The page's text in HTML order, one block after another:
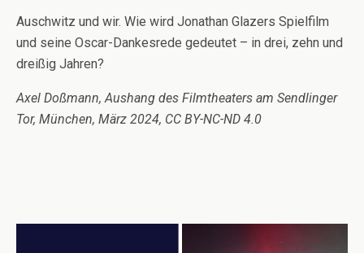
Auschwitz und wir. Wie wird Jonathan Glazers Spielfilm
und seine Oscar-Dankesrede gedeutet – in drei, zehn und
dreißig Jahren?
Axel Doßmann, Aushang des Filmtheaters am Sendlinger
Tor, München, März 2024, CC BY-NC-ND 4.0